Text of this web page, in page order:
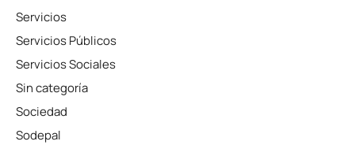
Servicios
Servicios Públicos
Servicios Sociales
Sin categoría
Sociedad
Sodepal